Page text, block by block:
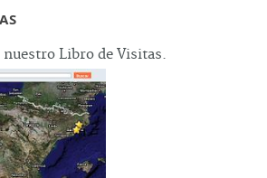
Libro de Visitas.